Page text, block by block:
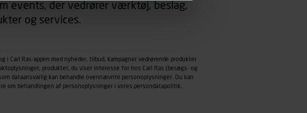
om dit foretrukne sprog, og den
herunder færden på siderne, tidspunkt, hvad der
informationer om enhedstype (computer,
events, der vedrører værktøj, beslag,
og services.
Carl Ras-appen med nyheder, tilbud, kampagner vedrørende produkter
produkter, du viser interesse for hos Carl Ras (besøgs- og
dataansvarlig kan behandle ovennævnte personoplysninger. Du kan
om behandlingen af personoplysninger i vores persondatapolitik.